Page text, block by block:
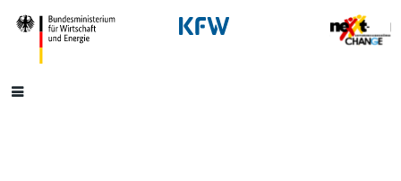
SrOnlyNavigation
Hauptmenü